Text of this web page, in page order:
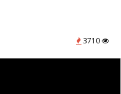
3710